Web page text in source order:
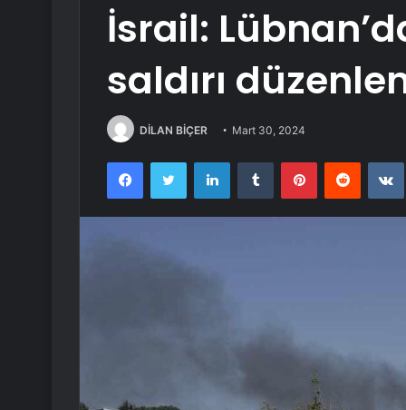
İsrail:
saldırı
DİLAN BİÇER Mart 30, 2024
FacebookTwitter LinkedInTumblr PinterestReddit